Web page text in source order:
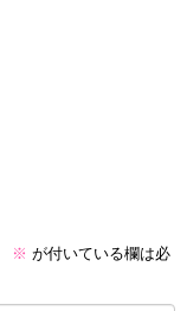
※ が付いている欄は必